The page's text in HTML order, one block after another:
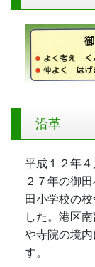
沿革
平成１２年４
２７年の御
田小学校の
した。港区
や寺院の境
す。